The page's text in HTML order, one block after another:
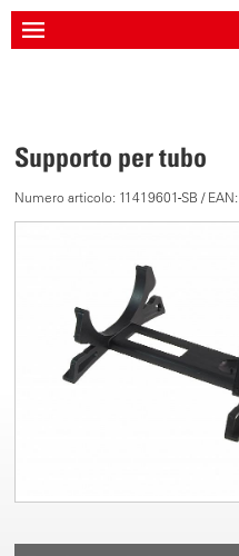
Supporto per tubo
Numero articolo: 11419601-SB /